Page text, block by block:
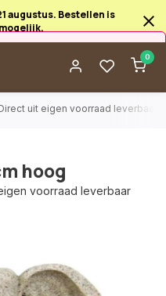
augustus. Bestellen is
0
uit eigen voorraad leverbaar
hoog
voorraad leverbaar